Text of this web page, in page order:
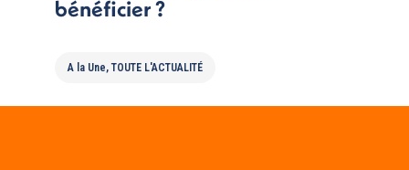
bénéficier ?
A la Une,TOUTE L'ACTUALITÉ